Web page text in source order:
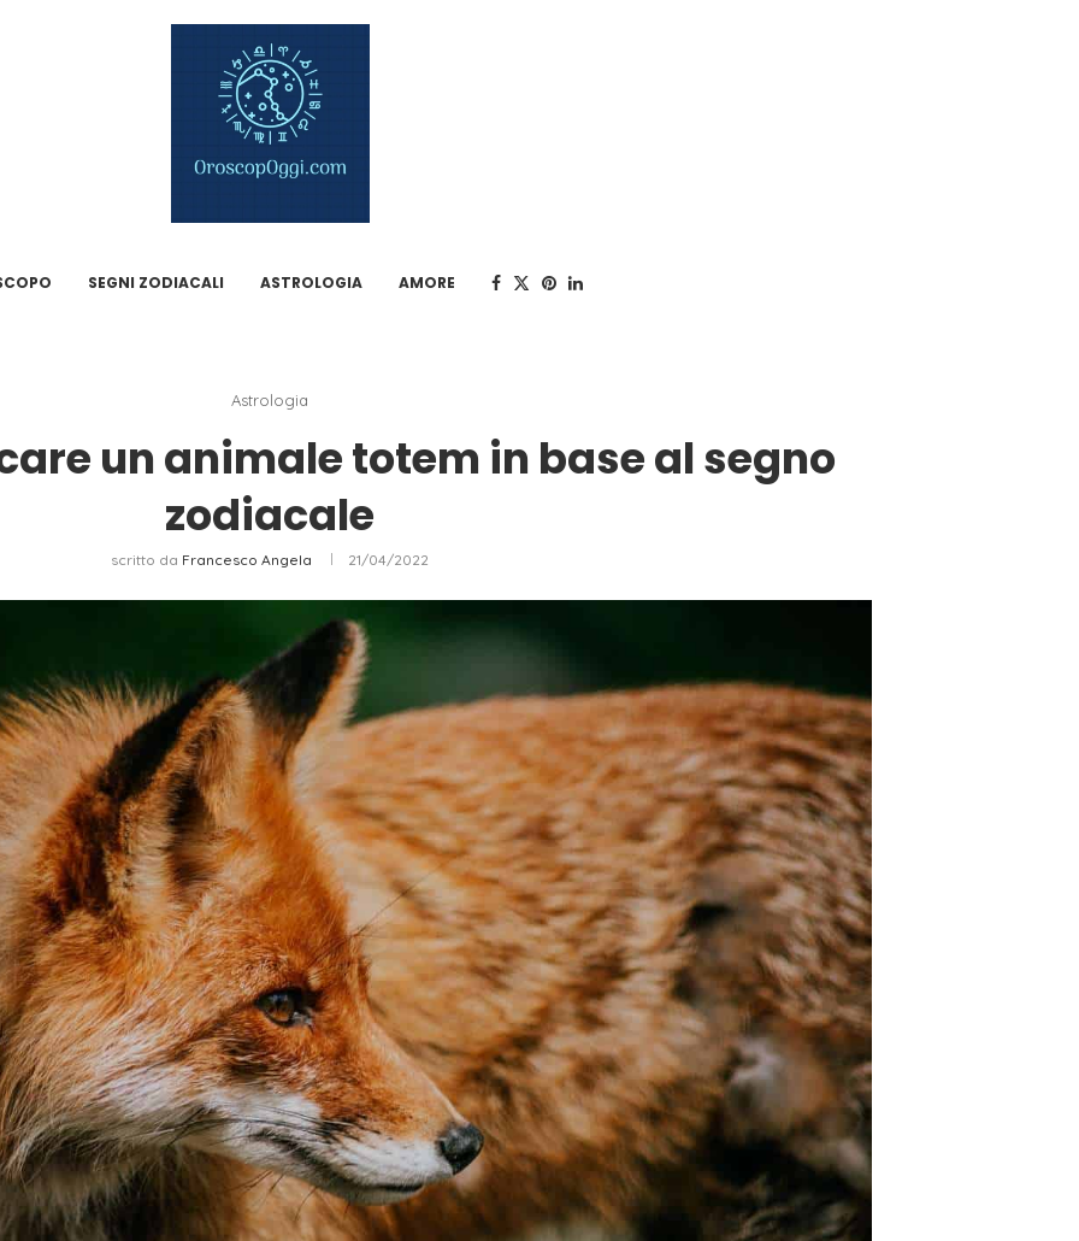
SEGNI ZODIACALI ASTROLOGIA AMORE
Astrologia
un animale totem in base al segno
zodiacale
scritto da Francesco Angela 21/04/2022